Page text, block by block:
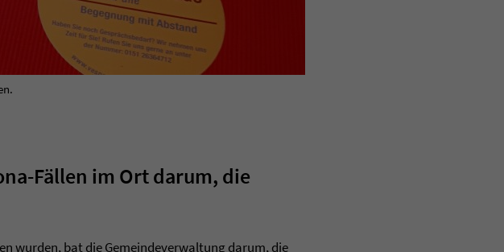
Fällen im Ort darum, die
wurden, bat die Gemeindeverwaltung darum, die